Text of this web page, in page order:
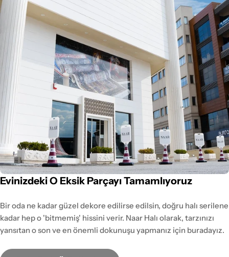
Evinizdeki O Eksik Parçayı Tamamlıyoruz
Bir oda ne kadar güzel dekore edilirse edilsin, doğru halı serilene
kadar hep o 'bitmemiş' hissini verir. Naar Halı olarak, tarzınızı
yansıtan o son ve en önemli dokunuşu yapmanız için buradayız.